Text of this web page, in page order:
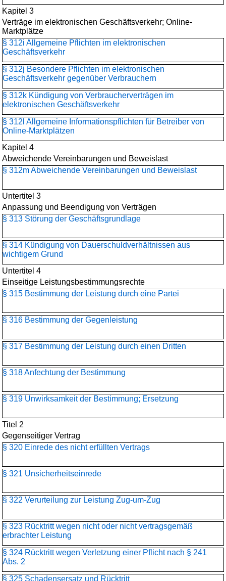
Kapitel 3
Verträge im elektronischen Geschäftsverkehr; Online-
Marktplätze
§ 312i Allgemeine Pflichten im elektronischen
Geschäftsverkehr
§ 312j Besondere Pflichten im elektronischen
Geschäftsverkehr gegenüber Verbrauchern
§ 312k Kündigung von Verbraucherverträgen im
elektronischen Geschäftsverkehr
§ 312l Allgemeine Informationspflichten für Betreiber von
Online-Marktplätzen
Kapitel 4
Abweichende Vereinbarungen und Beweislast
§ 312m Abweichende Vereinbarungen und Beweislast
Untertitel 3
Anpassung und Beendigung von Verträgen
§ 313 Störung der Geschäftsgrundlage
§ 314 Kündigung von Dauerschuldverhältnissen aus
wichtigem Grund
Untertitel 4
Einseitige Leistungsbestimmungsrechte
§ 315 Bestimmung der Leistung durch eine Partei
§ 316 Bestimmung der Gegenleistung
§ 317 Bestimmung der Leistung durch einen Dritten
§ 318 Anfechtung der Bestimmung
§ 319 Unwirksamkeit der Bestimmung; Ersetzung
Titel 2
Gegenseitiger Vertrag
§ 320 Einrede des nicht erfüllten Vertrags
§ 321 Unsicherheitseinrede
§ 322 Verurteilung zur Leistung Zug-um-Zug
§ 323 Rücktritt wegen nicht oder nicht vertragsgemäß
erbrachter Leistung
§ 324 Rücktritt wegen Verletzung einer Pflicht nach § 241
Abs. 2
§ 325 Schadensersatz und Rücktritt